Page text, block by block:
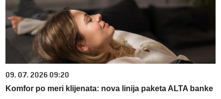
09. 07. 2026 09:20
Komfor po meri klijenata: nova linija paketa ALTA banke